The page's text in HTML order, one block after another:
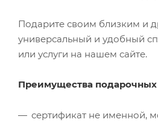
Подарите своим близким и
универсальный и удобный
или услуги на нашем сайте.
Преимущества
сертификат не именной,